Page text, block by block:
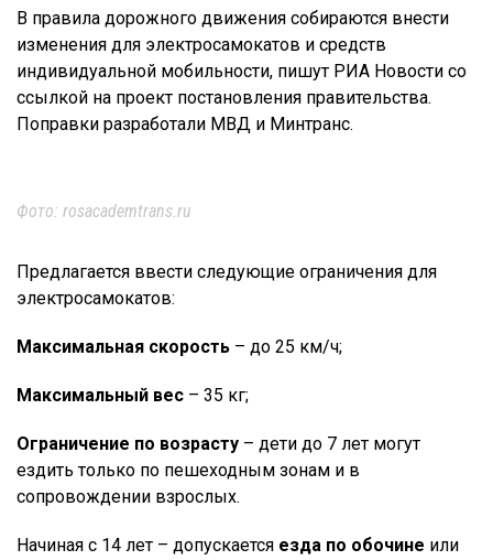
В правила дорожного движения собираются внести
изменения для электросамокатов и средств
индивидуальной мобильности, пишут РИА Новости со
ссылкой на проект постановления правительства.
Поправки разработали МВД и Минтранс.
Фото: rosacademtrans.ru
Предлагается ввести следующие ограничения для
электросамокатов:
Максимальная скорость – до 25 км/ч;
Максимальный вес – 35 кг;
Ограничение по возрасту – дети до 7 лет могут
ездить только по пешеходным зонам и в
сопровождении взрослых.
Начиная с 14 лет – допускается езда по обочине или